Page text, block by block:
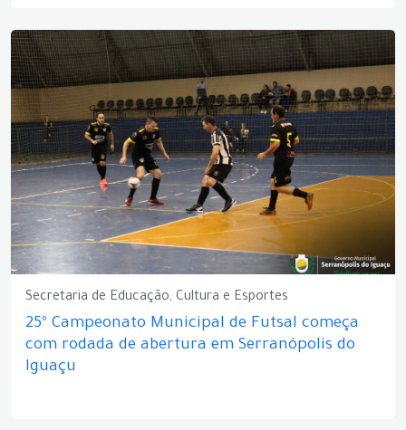
Secretaria de Educação, Cultura e Esportes
25º Campeonato Municipal de Futsal começa
com rodada de abertura em Serranópolis do
Iguaçu